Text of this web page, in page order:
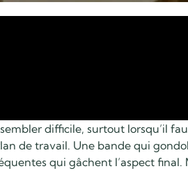
difficile, surtout lorsqu’il
de travail. Une bande qui
qui gâchent l’aspect final.